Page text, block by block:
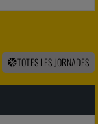
TOTES LES JORNADES